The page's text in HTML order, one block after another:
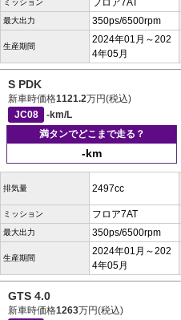
ミッション フロア7AT
最大出力 350ps/6500rpm
生産期間
2024年01月～202
4年05月
S PDK
新車時価格1121.2万円(税込)
JC08
-km/L
満タンでどこまで走る？
-km
排気量 2497cc
ミッション フロア7AT
最大出力 350ps/6500rpm
生産期間
2024年01月～202
4年05月
GTS 4.0
新車時価格1263万円(税込)